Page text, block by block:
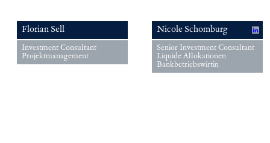
Florian Sell
Investment Consultant
Projektmanagement
Nicole Schomburg
Senior Investment Consultant
Liquide Allokationen
Bankbetriebswirtin